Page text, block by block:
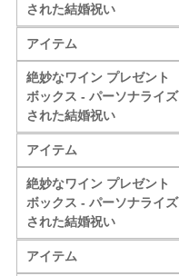
された結婚祝い
アイテム
絶妙なワイン プレゼント
ボックス - パーソナライズ
された結婚祝い
アイテム
絶妙なワイン プレゼント
ボックス - パーソナライズ
された結婚祝い
アイテム